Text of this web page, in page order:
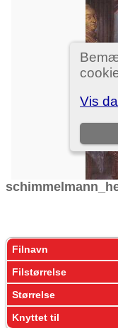
Filnavn
Filstørrelse
Størrelse
Knyttet til